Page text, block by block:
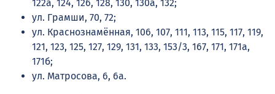
122а, 124, 126, 128, 130, 130а, 132;
ул. Грамши, 70, 72;
ул. Краснознамённая, 106, 107, 111, 113, 115, 117, 119,
121, 123, 125, 127, 129, 131, 133, 153/3, 167, 171, 171а,
171б;
ул. Матросова, 6, 6а.